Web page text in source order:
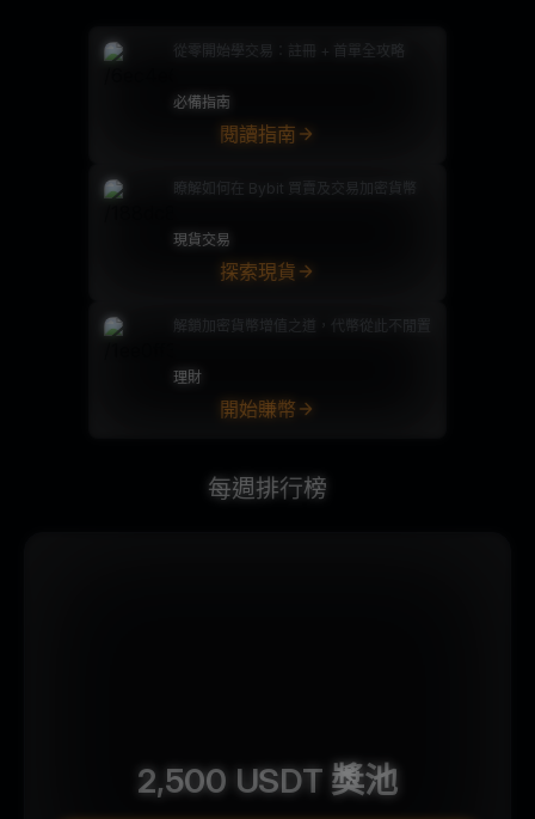
從零開始學交易：註冊 + 首單全攻略
必備指南
閱讀指南
瞭解如何在 Bybit 買賣及交易加密貨幣
現貨交易
探索現貨
解鎖加密貨幣增值之道，代幣從此不閒置
理財
開始賺幣
每週排行榜
2,500 USDT 獎池